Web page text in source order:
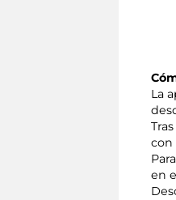
La
con
en